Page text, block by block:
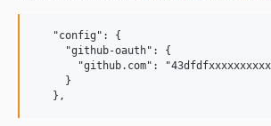
   "config": {
     "github-oauth": {
"github.com":
     }